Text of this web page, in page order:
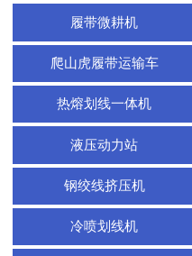
履带微耕机
爬山虎履带运输车
热熔划线一体机
液压动力站
钢绞线挤压机
冷喷划线机